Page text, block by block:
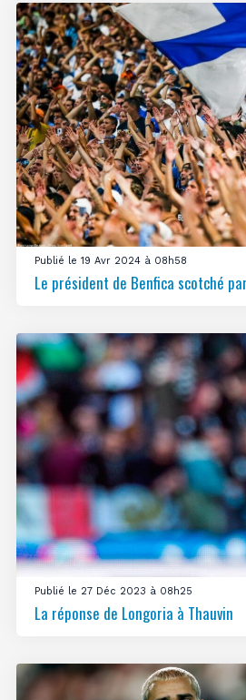
Publié le 19 Avr 2024 à 08h58
Le président de Benfica scotché
Publié le 27 Déc 2023 à 08h25
La réponse de Longoria à Thauvin